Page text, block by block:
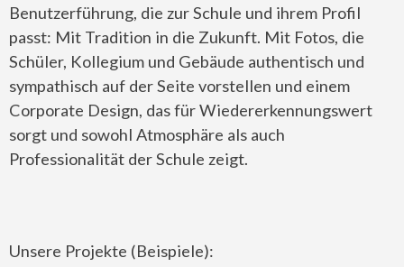
Benutzerführung, die zur Schule und ihrem Profil
passt: Mit Tradition in die Zukunft. Mit Fotos, die
Schüler, Kollegium und Gebäude authentisch und
sympathisch auf der Seite vorstellen und einem
Corporate Design, das für Wiedererkennungswert
sorgt und sowohl Atmosphäre als auch
Professionalität der Schule zeigt.
Unsere Projekte (Beispiele):